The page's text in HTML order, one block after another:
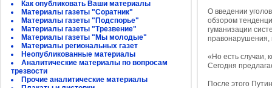
Как опубликовать Ваши материалы
Материалы газеты "Соратник"
Материалы газеты "Подспорье"
Материалы газеты "Трезвение"
Материалы газеты "Мы молодые"
Материалы региональных газет
Неопубликованные материалы
Аналитические материалы по вопросам
трезвости
Прочие аналитические материалы
О введении
обзором
гуманизации
правонарушения,
«Но есть случаи,
Сегодня
После этого